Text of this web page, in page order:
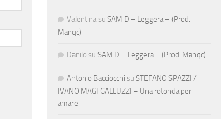
Valentina su SAM D – Leggera – (Prod.
Manqc)
Danilo su SAM D – Leggera – (Prod. Manqc)
Antonio Bacciocchi su STEFANO SPAZZI /
IVANO MAGI GALLUZZI – Una rotonda per
amare